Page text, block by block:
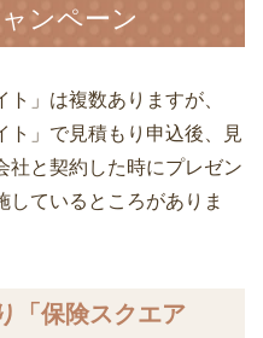
ンペーン
ト」は複数ありますが、
ト」で見積もり申込後、見
社と契約した時にプレゼン
しているところがありま
「保険スクエア